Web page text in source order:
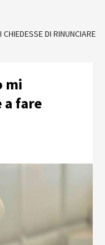
DI RINUNCIARE
mi
a fare